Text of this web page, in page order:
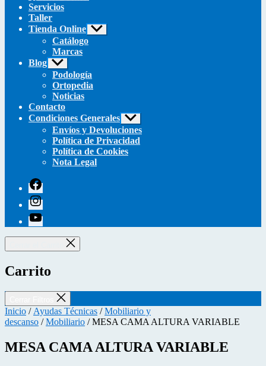
Servicios
Taller
Tienda Online Mostrar
el
Catálogo
Marcas
Blog Mostrar
el
submenú
Podología
Ortopedia
Noticias
Contacto
Condiciones Generales Mostrar
el
submenú
Envíos y Devoluciones
Política de Privacidad
Política de Cookies
Nota Legal
facebook
instagram
youtube
Carrito
Inicio / Ayudas Técnicas /Mobiliario y
descanso /Mobiliario / MESA CAMA ALTURA VARIABLE
MESA CAMA ALTURA VARIABLE